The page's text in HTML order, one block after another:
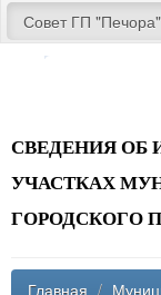
Совет ГП "Печора"
СВЕДЕНИЯ ОБ
УЧАСТКАХ
ГОРОДСКОГО
Главная /